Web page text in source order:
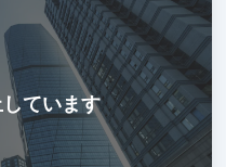
ています